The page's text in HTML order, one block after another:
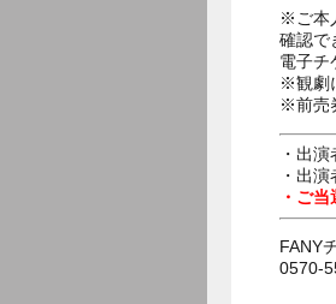
※ご本
確認で
電子チ
※観劇
※前売
・出
・出
・ご
FANY
0570-